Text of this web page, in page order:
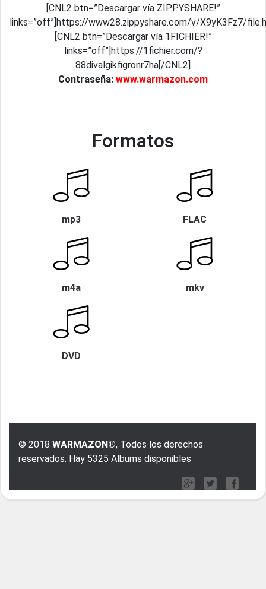
[CNL2 btn=”Descargar vía ZIPPYSHARE!”
links=”off”]https://www28.zippyshare.com/v/X9yK3Fz7/
[CNL2 btn=”Descargar vía 1FICHIER!”
links=”off”]https://1fichier.com/?
88divalgikfigronr7ha[/CNL2]
Contraseña: www.warmazon.com
Formatos
mp3 FLAC
m4a mkv
DVD
© 2018 WARMAZON®, Todos los derechos
reservados. Hay 5325 Albums disponibles